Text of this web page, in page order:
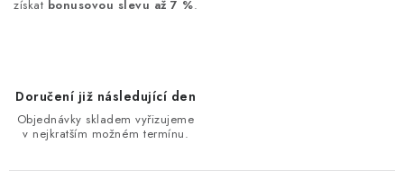
získat bonusovou slevu až 7 %.
Doručení již následující den
Objednávky skladem vyřizujeme
v nejkratším možném termínu.